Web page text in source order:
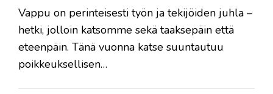
Vappu on perinteisesti työn ja tekijöiden juhla –
hetki, jolloin katsomme sekä taaksepäin että
eteenpäin. Tänä vuonna katse suuntautuu
poikkeuksellisen…